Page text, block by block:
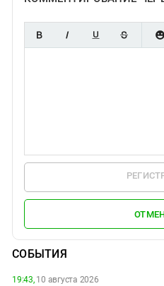
СОБЫТИЯ
19:43,10 августа 2026